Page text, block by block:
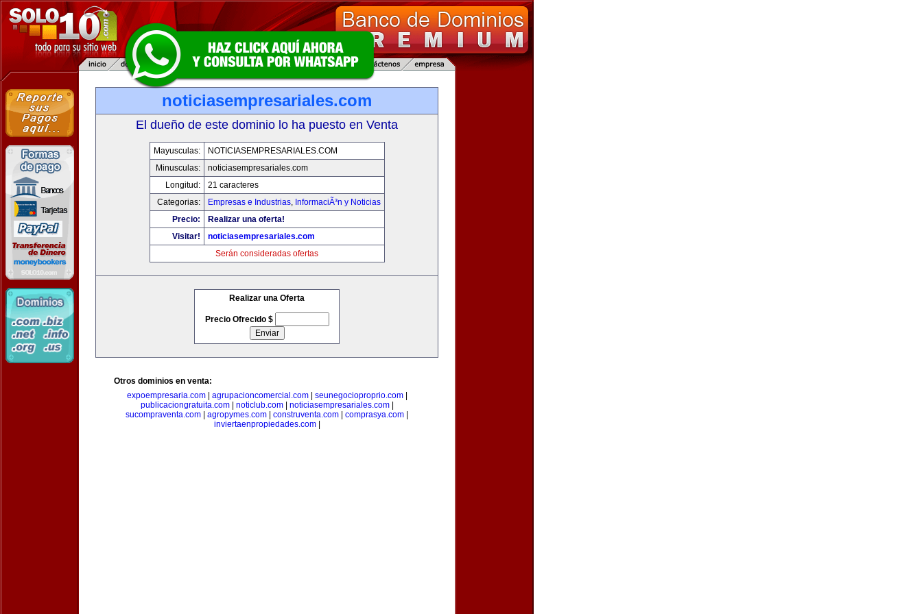
noticiasempresariales.com
El dueño de este dominio lo ha puesto en Venta
Mayusculas:
NOTICIASEMPRESARIALES.COM
Minusculas:
noticiasempresariales.com
Longitud:
21 caracteres
Categorias:
Empresas e Industrias, InformaciÃ³n y Noticias
Precio:
Realizar una oferta!
Visitar!
noticiasempresariales.com
Serán consideradas ofertas
Realizar una Oferta
Precio Ofrecido $
Otros dominios en venta:
expoempresaria.com| agrupacioncomercial.com| seunegocioproprio.com|
publicaciongratuita.com| noticlub.com| noticiasempresariales.com|
sucompraventa.com
agropymes.com construventa.com comprasya.com
inviertaenpropiedades.com|